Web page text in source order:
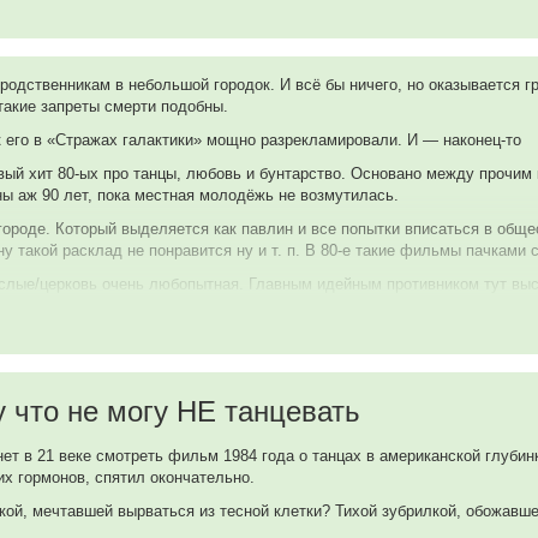
в небольшой городок. И всё бы ничего, но оказывается
запреты смерти подобны.
в «Стражах галактики» мощно разрекламировали. И — наконец-то
хит 80-ых про танцы, любовь и бунтарство. Основано между
аж 90 лет, пока местная молодёжь не возмутилась.
Который выделяется как павлин и все попытки вписаться в
такой расклад не понравится ну и т. п. В 80-е такие фильмы пачками
церковь очень любопытная. Главным идейным противником тут
особо усердные граждане даже вольнодумные книги побежали
Впрочем, кино-то на самом деле правильному учит,
часто били женщин. И это в молодёжной мелодраме, на
мужчины не уважают женщин, учителя не уважают книги, копы не
мораль и границы допустимого меняются.
Паркер — приятно посмотреть было. И фильм тогда послужил
его окончательно прижали и он психанув, приехал в ночи на
не могу НЕ танцевать
в 21 веке смотреть фильм 1984 года о танцах в американской
спятил окончательно.
мечтавшей вырваться из тесной клетки? Тихой зубрилкой,